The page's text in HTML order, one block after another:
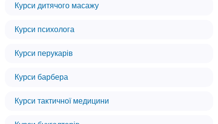
Курси дитячого масажу
Курси психолога
Курси перукарів
Курси барбера
Курси тактичної медицини